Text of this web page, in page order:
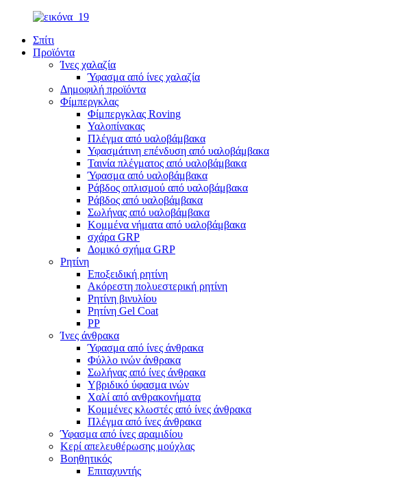
Σπίτι
Προϊόντα
Ίνες χαλαζία
Ύφασμα από ίνες χαλαζία
Δημοφιλή προϊόντα
Φίμπεργκλας
Φίμπεργκλας Roving
Υαλοπίνακας
Πλέγμα από υαλοβάμβακα
Υφασμάτινη επένδυση από υαλοβάμβακα
Ταινία πλέγματος από υαλοβάμβακα
Ύφασμα από υαλοβάμβακα
Ράβδος οπλισμού από υαλοβάμβακα
Ράβδος από υαλοβάμβακα
Σωλήνας από υαλοβάμβακα
Κομμένα νήματα από υαλοβάμβακα
σχάρα GRP
Δομικό σχήμα GRP
Ρητίνη
Εποξειδική ρητίνη
Ακόρεστη πολυεστερική ρητίνη
Ρητίνη βινυλίου
Ρητίνη Gel Coat
PP
Ίνες άνθρακα
Ύφασμα από ίνες άνθρακα
Φύλλο ινών άνθρακα
Σωλήνας από ίνες άνθρακα
Υβριδικό ύφασμα ινών
Χαλί από ανθρακονήματα
Κομμένες κλωστές από ίνες άνθρακα
Πλέγμα από ίνες άνθρακα
Ύφασμα από ίνες αραμιδίου
Κερί απελευθέρωσης μούχλας
Βοηθητικός
Επιταχυντής